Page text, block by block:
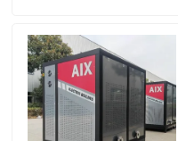
Verzoek om een Citaat
Gasolie Ketel